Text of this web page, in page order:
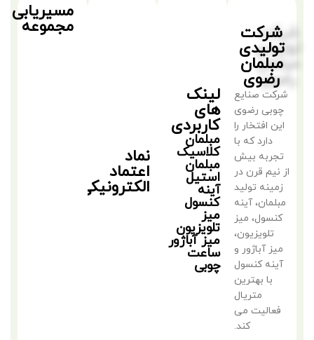
شرکت
تولیدی
مبلمان
رضوی
شرکت صنایع
چوبی رضوی
این افتخار را
دارد که با
تجربه بیش
از نیم قرن در
زمینه تولید
مبلمان، آینه
کنسول، میز
تلویزیون،
میز آباژور و
آینه کنسول
با بهترین
متریال
فعالیت می
کند.
لینک
های
کاربردی
مبلمان
کلاسیک
مبلمان
استیل
آینه
کنسول
میز
تلویزیون
میز آباژور
ساعت
چوبی
نماد
اعتماد
الکترونیکی
مسیریابی
مجموعه